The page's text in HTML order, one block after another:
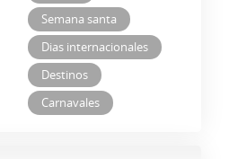
Semana santa
Dias internacionales
Destinos
Carnavales